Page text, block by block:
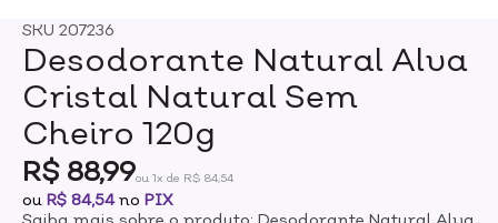
SKU 207236
Desodorante Natural Alva
Cristal Natural Sem
Cheiro 120g
R$ 88,99ou 1x de R$ 84,54
ou R$ 84,54no PIX
Saiba mais sobre o produto: Desodorante Natural Alva